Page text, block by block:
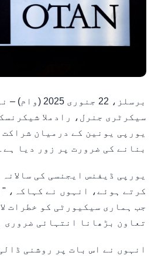
برسلز، 22 جنوری
سیکرٹری جنرل، رادملا
یورپی یونین کے درمیان
بنانے کی ضرورت پر زور دیا ہے۔
یورپی ڈیفنس ایجنسی کی
کرتے ہوئے، انہوں نے کہاکہ،
جب ہماری سیکیورٹی کو خطرات
تعاون بڑھانا انتہائی ضروری
انہوں نے اس بات پر روشنی